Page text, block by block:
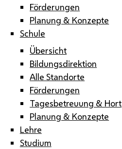
Förderungen
Planung & Konzepte
Schule
Übersicht
Bildungsdirektion
Alle Standorte
Förderungen
Tagesbetreuung & Hort
Planung & Konzepte
Lehre
Studium